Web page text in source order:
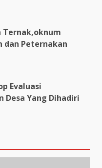
Ternak,oknum
dan Peternakan
Evaluasi
Desa Yang Dihadiri